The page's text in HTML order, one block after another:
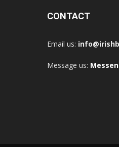
CONTACT
Email us:
Message us: